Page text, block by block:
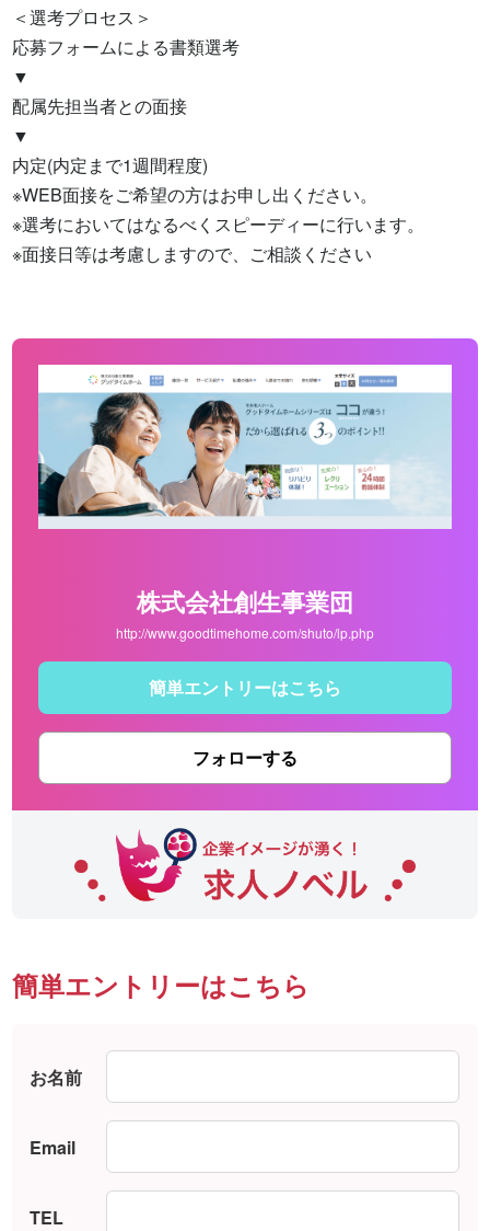
＜選考プロセス＞
応募フォームによる書類選考
▼
配属先担当者との面接
▼
内定(内定まで1週間程度)
※WEB面接をご希望の方はお申し出ください。
※選考においてはなるべくスピーディーに行います。
※面接日等は考慮しますので、ご相談ください
株式会社創生事業団
http://www.goodtimehome.com/shuto/lp.php
簡単エントリーはこちら
フォローする
簡単エントリーはこちら
お名前
Email
TEL